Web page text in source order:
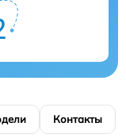
Контакты